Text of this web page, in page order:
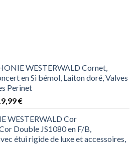
WESTERWALD Cornet,
en Si bémol, Laiton doré, Valves
Perinet
:
€.
€Le
actuel
est :
319,99 €.
WESTERWALD Cor
Double JS1080 en F/B,
étui rigide de luxe et accessoires,